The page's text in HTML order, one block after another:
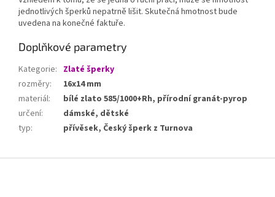
jednotlivých šperků nepatrně lišit. Skutečná hmotnost bude
uvedena na konečné faktuře.
Doplňkové parametry
Kategorie: Zlaté šperky
rozměry:
16x14 mm
materiál:
bílé zlato 585/1000+Rh, přírodní granát-pyrop
určení:
dámské, dětské
typ: přívěsek, Český šperk z Turnova